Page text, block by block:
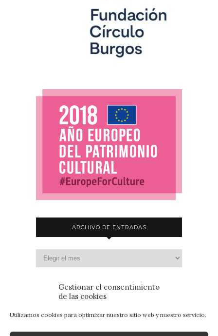
Gestionar el consentimiento
de las cookies
Utilizamos cookies para optimizar nuestro sitio web y nuestro servicio.
ARCHIVO DE ENTRADAS